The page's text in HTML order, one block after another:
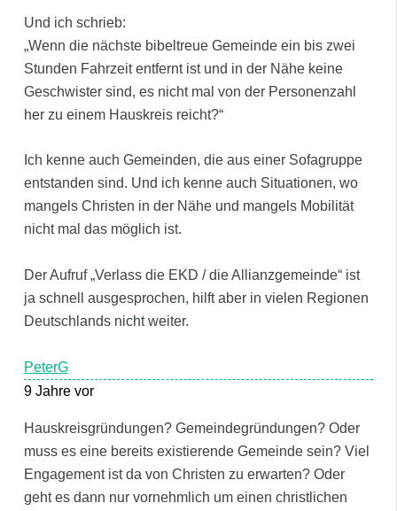
Und ich schrieb:
„Wenn die nächste bibeltreue Gemeinde ein bis zwei
Stunden Fahrzeit entfernt ist und in der Nähe keine
Geschwister sind, es nicht mal von der Personenzahl
her zu einem Hauskreis reicht?“
Ich kenne auch Gemeinden, die aus einer Sofagruppe
entstanden sind. Und ich kenne auch Situationen, wo
mangels Christen in der Nähe und mangels Mobilität
nicht mal das möglich ist.
Der Aufruf „Verlass die EKD / die Allianzgemeinde“ ist
ja schnell ausgesprochen, hilft aber in vielen Regionen
Deutschlands nicht weiter.
PeterG
9 Jahre vor
Hauskreisgründungen? Gemeindegründungen? Oder
muss es eine bereits existierende Gemeinde sein? Viel
Engagement ist da von Christen zu erwarten? Oder
geht es dann nur vornehmlich um einen christlichen